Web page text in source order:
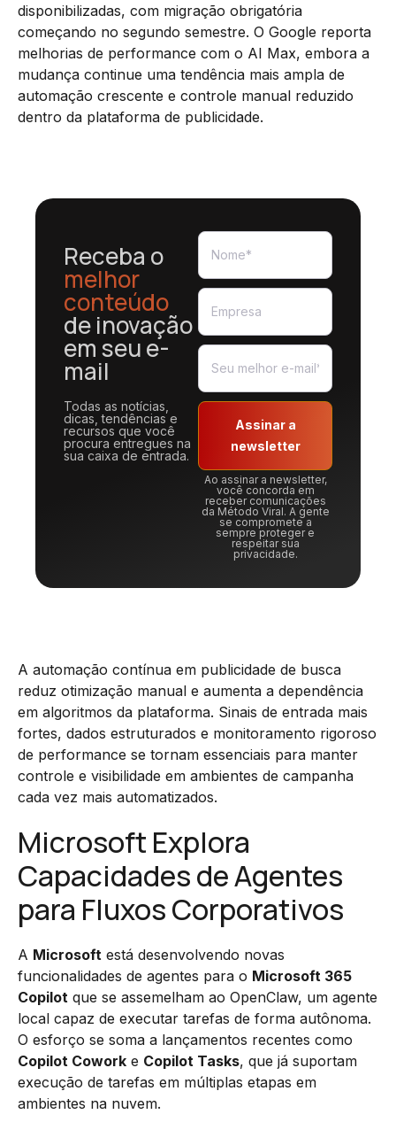
disponibilizadas, com migração obrigatória
começando no segundo semestre. O Google reporta
melhorias de performance com o AI Max, embora a
mudança continue uma tendência mais ampla de
automação crescente e controle manual reduzido
dentro da plataforma de publicidade.
Receba o
melhor
conteúdo
de inovação
em seu e-
mail
Todas as notícias,
dicas, tendências e
recursos que você
procura entregues na
sua caixa de entrada.
Assinar a
newsletter
Ao assinar a newsletter,
você concorda em
receber comunicações
da Método Viral. A gente
se compromete a
sempre proteger e
respeitar sua
privacidade.
A automação contínua em publicidade de busca
reduz otimização manual e aumenta a dependência
em algoritmos da plataforma. Sinais de entrada mais
fortes, dados estruturados e monitoramento rigoroso
de performance se tornam essenciais para manter
controle e visibilidade em ambientes de campanha
cada vez mais automatizados.
Microsoft Explora
Capacidades de Agentes
para Fluxos Corporativos
A Microsoft está desenvolvendo novas
funcionalidades de agentes para o Microsoft 365
Copilot que se assemelham ao OpenClaw, um agente
local capaz de executar tarefas de forma autônoma.
O esforço se soma a lançamentos recentes como
Copilot Cowork e Copilot Tasks, que já suportam
execução de tarefas em múltiplas etapas em
ambientes na nuvem.